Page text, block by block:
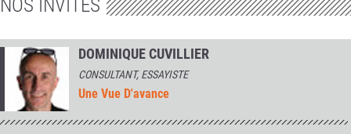
NOS INVITÉS
DOMINIQUE CUVILLIER
CONSULTANT, ESSAYISTE
Une Vue D'avance